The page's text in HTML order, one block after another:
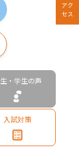
・学生の声
入試対策
アク
セス